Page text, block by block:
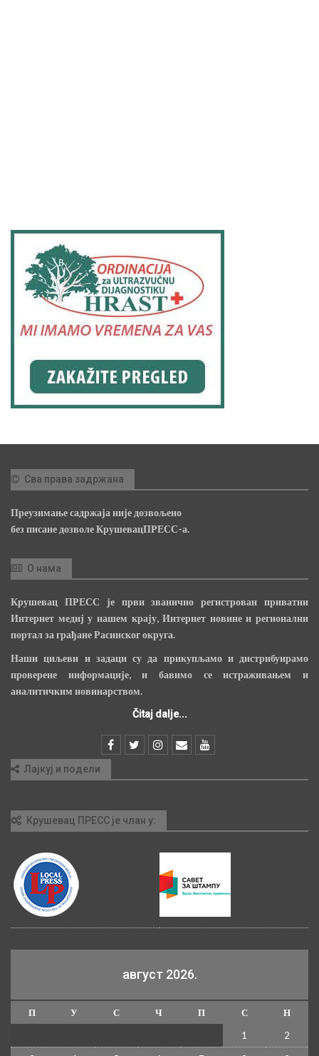
Сва права задржана
Преузимање садржаја није дозвољено
без писане дозволе КрушевацПРЕСС-а.
О нама
Крушевац ПРЕСС је први званично регистрован приватни
Интернет медиј у нашем крају, Интернет новине и регионални
портал за грађане Расинског округа.
Наши циљеви и задаци су да прикупљамо и дистрибуирамо
проверене информације, и бавимо се истраживањем и
аналитичким новинарством.
Čitaj dalje...
Лајкуј и подели
Крушевац ПРЕСС је члан у:
август 2026.
П У С Ч П С
Н
1
2